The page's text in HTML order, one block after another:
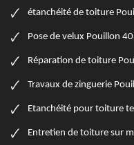
étanchéité de toiture
Pose de velux Pouillon
Réparation de toiture
Travaux de zinguerie
Etanchéité pour toiture
Entretien de toiture sur